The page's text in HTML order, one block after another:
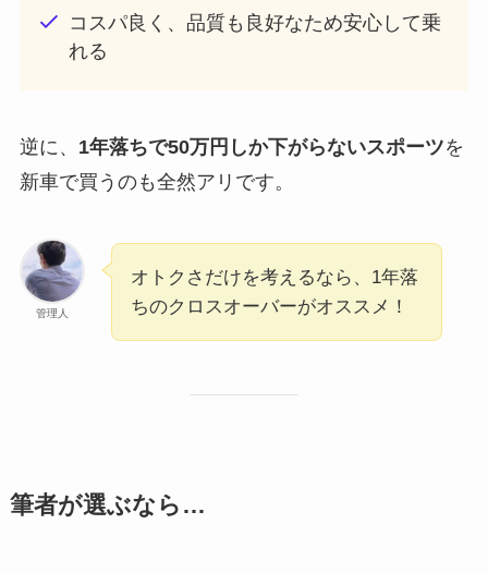
コスパ良く、品質も良好なため安心して乗
れる
逆に、 1年落ちで50万円しか下がらないスポーツを
新車で買うのも全然アリです。
管理人
オトクさだけを考えるなら、1年落
ちのクロスオーバーがオススメ！
筆者が選ぶなら…